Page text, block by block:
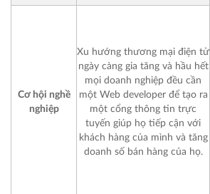
Cơ hội nghề
nghiệp
Xu hướng thương mại điện tử
ngày càng gia tăng và hầu hết
mọi doanh nghiệp đều cần
một Web developer để tạo ra
một cổng thông tin trực
tuyến giúp họ tiếp cận với
khách hàng của mình và tăng
doanh số bán hàng của họ.